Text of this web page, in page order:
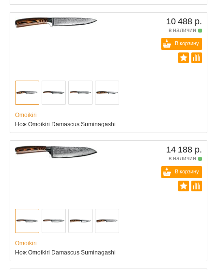
10 488 р.
в наличии
В корзину
Omoikiri
Нож Omoikiri Damascus Suminagashi
14 188 р.
в наличии
В корзину
Omoikiri
Нож Omoikiri Damascus Suminagashi